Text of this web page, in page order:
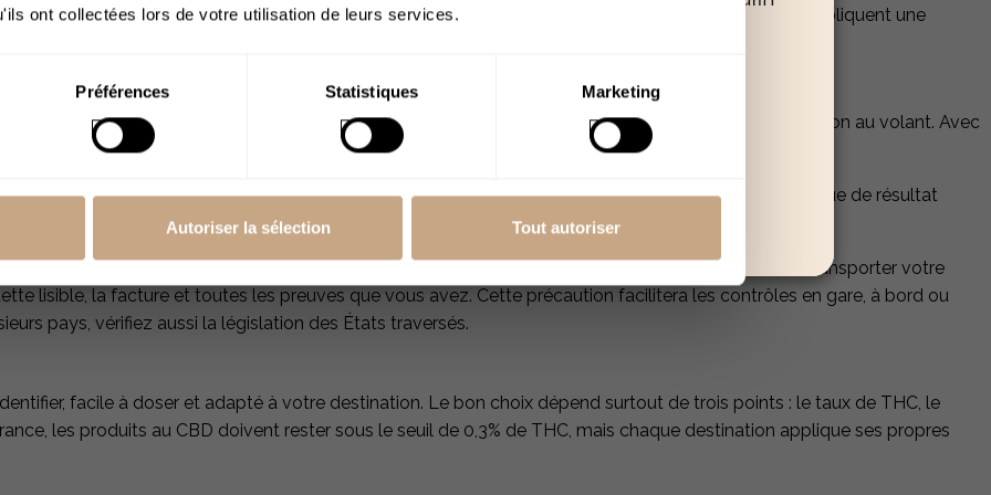
ont collectées lors de votre utilisation de leurs services.
Préférences Statistiques Marketing
Autoriser la sélection Tout autoriser
ans
aérienne peut accepter votre bagage selon les règles de sûreté, alors que les autorités locales appliquent une
dans des produits au CBD peuvent passer dans la salive ou le sang, puis entraîner une infraction au volant. Avec
consommation fréquente ou élevée peut laisser des traces détectables.
évident. Ils évitent toute trace de THC si vous utilisez du CBD au quotidien. Ils écartent donc le risque de résultat
départ, surtout pour les trajets longue distance ou les passages de frontière. Si c’est possible de transporter votre
lisible, la facture et toutes les preuves que vous avez. Cette précaution facilitera les contrôles en gare, à bord ou
pays, vérifiez aussi la législation des États traversés.
facile à doser et adapté à votre destination. Le bon choix dépend surtout de trois points : le taux de THC, le
les produits au CBD doivent rester sous le seuil de 0,3% de THC, mais chaque destination applique ses propres